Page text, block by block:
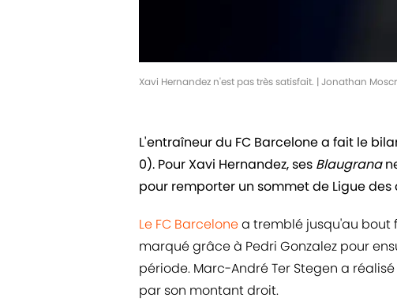
Xavi Hernandez n'est pas très satisfait. | Jonathan
L'entraîneur du FC Barcelone a fait le
0). Pour Xavi Hernandez, ses Blaugrana
pour remporter un sommet de Ligue
Le FC Barcelonea tremblé jusqu'au bout
marqué grâce à Pedri Gonzalez pour
période. Marc-André Ter Stegen a
par son montant droit.